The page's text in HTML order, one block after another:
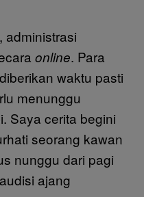
administrasi
online. Para
waktu pasti
menunggu
Saya cerita begini
seorang kawan
nunggu dari pagi
audisi ajang